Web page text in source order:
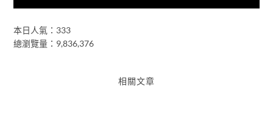
本日人氣：333
總瀏覽量：9,836,376
相關文章